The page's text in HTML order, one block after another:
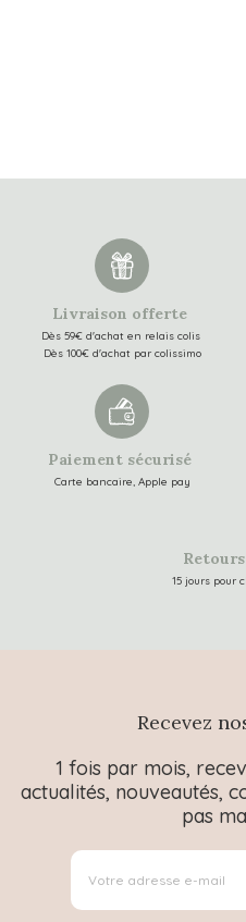
Livraison offerte
Dès 59€ d'achat en relais colis
Dès 100€ d'achat par colissimo
Paiement sécurisé
Carte bancaire, Apple pay
15 jours pour
Recevez
1 fois par mois,
actualités, nouveautés,
pas